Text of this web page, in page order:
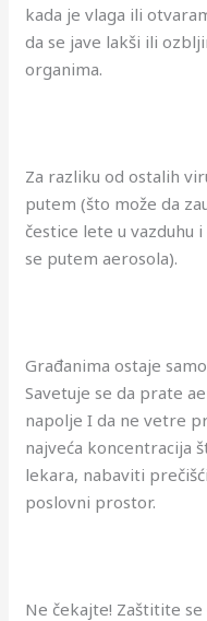
kada je vlaga ili
da se jave lakši ili
organima.
Za razliku od ostalih
putem (što može da
čestice lete u vazduhu
se putem aerosola).
Građanima ostaje
Savetuje se da prate
napolje I da ne vetre
najveća koncentracija
lekara, nabaviti
poslovni prostor.
Ne čekajte! Zaštitite